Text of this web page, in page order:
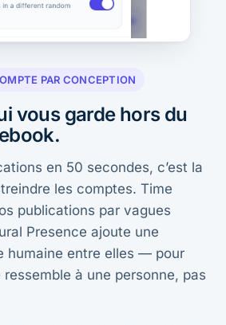
PAR CONCEPTION
vous garde hors du
en 50 secondes, c’est la
les comptes. Time
publications par vagues
Presence ajoute une
humaine entre elles — pour
à une personne, pas